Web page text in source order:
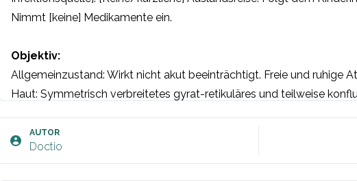
Nimmt [keine] Medikamente ein.
Objektiv:
Allgemeinzustand: Wirkt nicht akut beeinträchtigt. Freie und ruhige
Haut: Symmetrisch verbreitetes gyrat-retikuläres und teilweise
Hautareale betroffen].
Lymphknoten: Lymphadenopathie entsprechend [Lokalisation].
AUTOR
Doctio